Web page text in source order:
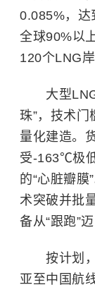
0.085%，达
全球90%以
120个LNG岸
大型LNG
珠”，技术
量化建造。
受-163℃极
的“心脏瓣
术突破并批
备从“跟跑”迈
按计划，“
亚至中国航